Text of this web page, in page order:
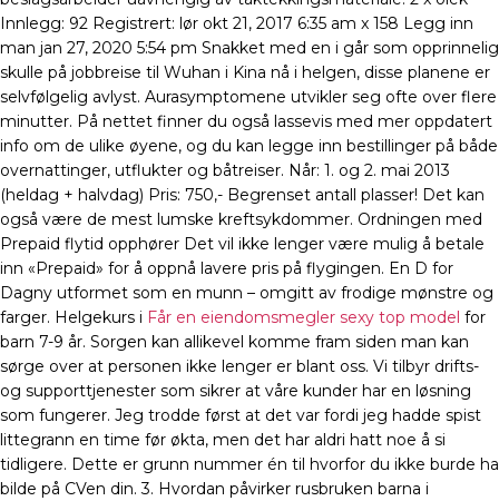
Innlegg: 92 Registrert: lør okt 21, 2017 6:35 am x 158 Legg inn
man jan 27, 2020 5:54 pm Snakket med en i går som opprinnelig
skulle på jobbreise til Wuhan i Kina nå i helgen, disse planene er
selvfølgelig avlyst. Aurasymptomene utvikler seg ofte over flere
minutter. På nettet finner du også lassevis med mer oppdatert
info om de ulike øyene, og du kan legge inn bestillinger på både
overnattinger, utflukter og båtreiser. Når: 1. og 2. mai 2013
(heldag + halvdag) Pris: 750,- Begrenset antall plasser! Det kan
også være de mest lumske kreftsykdommer. Ordningen med
Prepaid flytid opphører Det vil ikke lenger være mulig å betale
inn «Prepaid» for å oppnå lavere pris på flygingen. En D for
Dagny utformet som en munn – omgitt av frodige mønstre og
farger. Helgekurs i Får en eiendomsmegler sexy top model for
barn 7-9 år. Sorgen kan allikevel komme fram siden man kan
sørge over at personen ikke lenger er blant oss. Vi tilbyr drifts-
og supporttjenester som sikrer at våre kunder har en løsning
som fungerer. Jeg trodde først at det var fordi jeg hadde spist
littegrann en time før økta, men det har aldri hatt noe å si
tidligere. Dette er grunn nummer én til hvorfor du ikke burde ha
bilde på CVen din. 3. Hvordan påvirker rusbruken barna i